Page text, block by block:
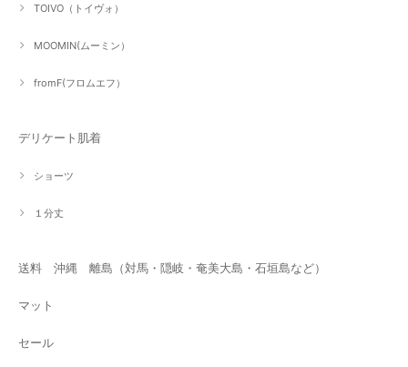
TOIVO（トイヴォ）
MOOMIN(ムーミン）
fromF(フロムエフ）
デリケート肌着
ショーツ
１分丈
送料 沖縄 離島（対馬・隠岐・奄美大島・石垣島など）
マット
セール